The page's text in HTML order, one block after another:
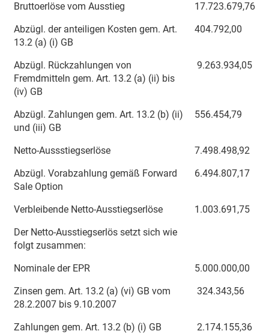
Bruttoerlöse vom Ausstieg
17.723.679,76
Abzügl. der anteiligen Kosten gem. Art.
13.2 (a) (i) GB
404.792,00
Abzügl. Rückzahlungen von
Fremdmitteln gem. Art. 13.2 (a) (ii) bis
(iv) GB
9.263.934,05
Abzügl. Zahlungen gem. Art. 13.2 (b) (ii)
und (iii) GB
556.454,79
Netto-Aussstiegserlöse
7.498.498,92
Abzügl. Vorabzahlung gemäß Forward
Sale Option
6.494.807,17
Verbleibende Netto-Ausstiegserlöse
1.003.691,75
Der Netto-Ausstiegserlös setzt sich wie
folgt zusammen:
Nominale der EPR
5.000.000,00
Zinsen gem. Art. 13.2 (a) (vi) GB vom
28.2.2007 bis 9.10.2007
324.343,56
Zahlungen gem. Art. 13.2 (b) (i) GB
2.174.155,36